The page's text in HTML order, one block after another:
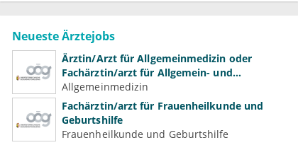
Neueste Ärztejobs
Ärztin/Arzt für Allgemeinmedizin oder
Fachärztin/arzt für Allgemein- und
Familienmedizin für Psychiatrie und
Psychotherapeutische Medizin
Allgemeinmedizin
Fachärztin/arzt für Frauenheilkunde und
Geburtshilfe
Frauenheilkunde und Geburtshilfe